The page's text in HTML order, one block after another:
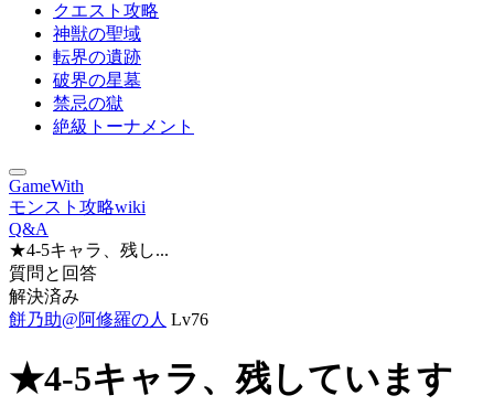
クエスト攻略
神獣の聖域
転界の遺跡
破界の星墓
禁忌の獄
絶級トーナメント
GameWith
モンスト攻略wiki
Q&A
★4-5キャラ、残し...
質問と回答
解決済み
餅乃助@阿修羅の人 Lv76
★4-5キャラ、残しています